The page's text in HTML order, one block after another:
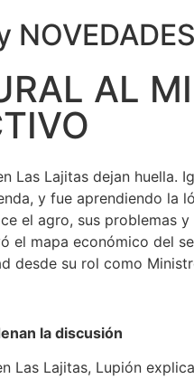
AL
Las Lajitas dejan huella.
y fue aprendiendo la
el agro, sus problemas
el mapa económico del
desde su rol como
la discusión
Las Lajitas, Lupión